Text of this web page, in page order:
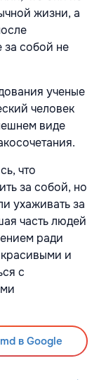
жизни, а
собой не
ученые
человек
виде
что
за собой, но
ухаживать за
часть людей
ради
и
с
в Google